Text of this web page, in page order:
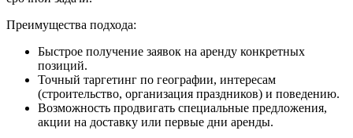
Преимущества подхода:
Быстрое получение заявок на аренду конкретных
позиций.
Точный таргетинг по географии, интересам
(строительство, организация праздников) и поведению.
Возможность продвигать специальные предложения,
акции на доставку или первые дни аренды.